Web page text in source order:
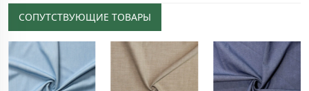
СОПУТСТВУЮЩИЕ ТОВАРЫ